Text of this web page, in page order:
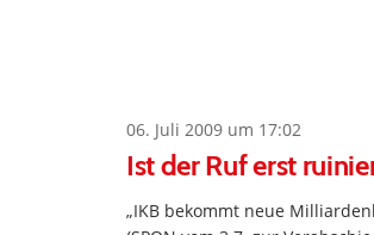
06. Juli 2009 um 17:02
Ist der Ruf erst
„IKB bekommt neue